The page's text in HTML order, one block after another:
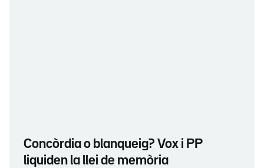
Concòrdia o blanqueig? Vox i PP
liquiden la llei de memòria